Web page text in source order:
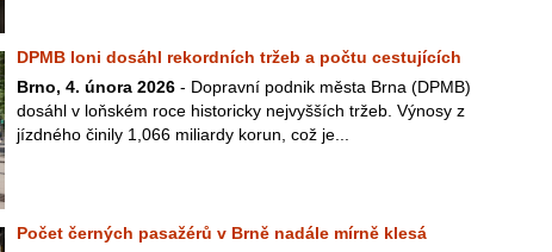
DPMB loni dosáhl rekordních tržeb a počtu cestujících
Brno, 4. února 2026 - Dopravní podnik města Brna (DPMB)
dosáhl v loňském roce historicky nejvyšších tržeb. Výnosy z
jízdného činily 1,066 miliardy korun, což je...
Počet černých pasažérů v Brně nadále mírně klesá